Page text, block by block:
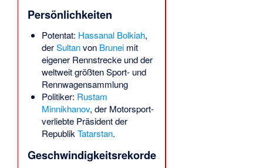
Persönlichkeiten
Potentat: Hassanal Bolkiah,
derSultanvon Bruneimit
eigener Rennstrecke und der
weltweit größten Sport- und
Rennwagensammlung
Politiker: Rustam
Minnikhanov, der Motorsport-
verliebte Präsident der
Republik Tatarstan.
Geschwindigkeitsrekorde